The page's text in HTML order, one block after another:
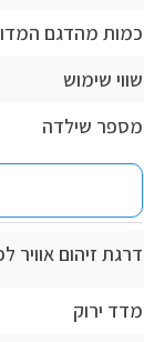
כמות מהדגם המדוייק
שווי שימוש
מספר שילדה
דרגת זיהום אוויר
מדד ירוק